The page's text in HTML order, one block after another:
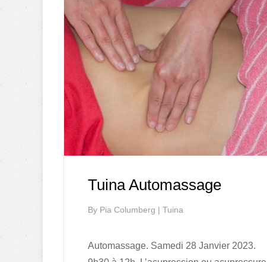
Tuina Automassage
By Pia Columberg | Tuina
Automassage. Samedi 28 Janvier 2023.